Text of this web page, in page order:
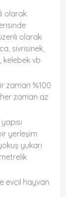
olarak
olarak
sivrisinek,
kelebek vb
zaman %100
zaman az
yerleşim
yukarı
evcil hayvan